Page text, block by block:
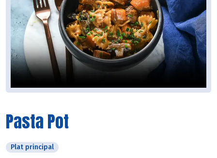
Pasta Pot
Plat principal